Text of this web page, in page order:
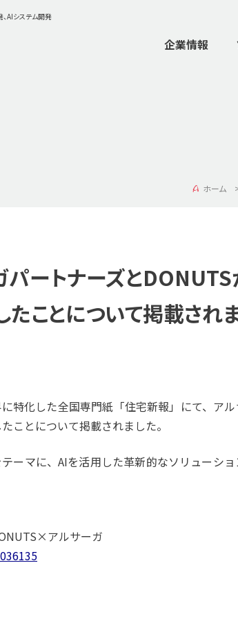
AIシステム開発
企業情報
ホーム
ートナーズとDONUTS
ことについて掲載され
特化した全国専門紙「住宅新報」にて、ア
ことについて掲載されました。
ーマに、AIを活用した革新的なソリューシ
アルサーガ